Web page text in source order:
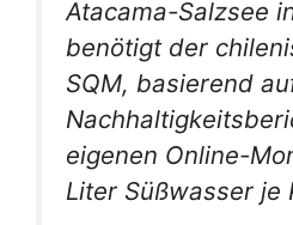
Atacama-Salzsee
benötigt der
SQM, basierend
eigenen Online-
Liter Süßwasser je